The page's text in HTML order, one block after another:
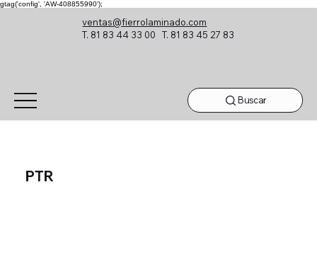
gtag('config', 'AW-408855990');
ventas@fierrolaminado.com
T. 81 83 44 33 00 T. 81 83 45 27 83
Buscar
PTR